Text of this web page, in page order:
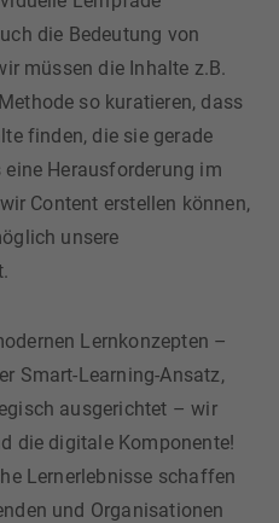
die Bedeutung von
müssen die Inhalte z.B.
so kuratieren, dass
finden, die sie gerade
Herausforderung im
Content erstellen können,
unsere
Lernkonzepten –
Smart-Learning-Ansatz,
ausgerichtet – wir
die digitale Komponente!
Lernerlebnisse schaffen
und Organisationen